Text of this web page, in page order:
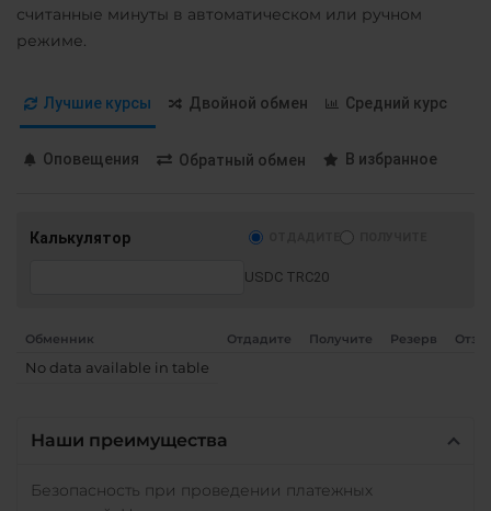
Stellar (XLM)
Tether (USDT)
ERC20 TRC20
SOL
POL
ARB
Tether Gold (XAUt)
TrueUSD (TUSD)
USD Coin (USDC)
СБП RUB
УкрСиббанк UAH
считанные минуты в автоматическом или ручном
режиме.
Лучшие курсы Двойной обмен Средний курс
Оповещения Обратный обмен В избранное
Калькулятор
USDC TRC20
Обменник Отдадите Получите Резерв
No data available in table
Наши преимущества
Безопасность при проведении платежных